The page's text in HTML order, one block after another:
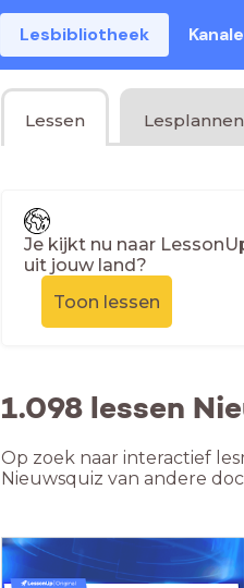
Lesbibliotheek
Lessen Lesplannen
Je kijkt nu naar
uit jouw land?
Toon lessen
1.098 lessen
Op zoek naar interactief
Nieuwsquiz van andere